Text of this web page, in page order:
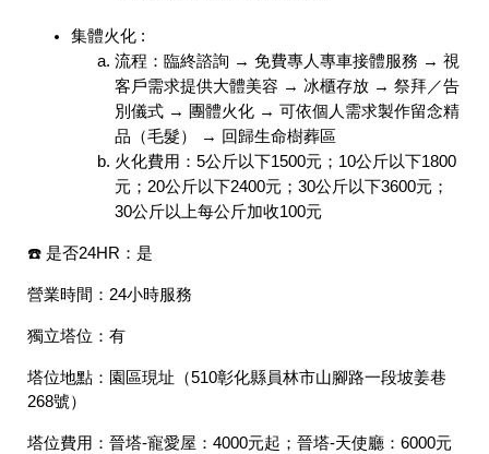
集體火化 :
流程：臨終諮詢 → 免費專人專車接體服務 → 視
客戶需求提供大體美容 → 冰櫃存放 → 祭拜／告
別儀式 → 團體火化 → 可依個人需求製作留念精
品（毛髮） → 回歸生命樹葬區
火化費用：5公斤以下1500元；10公斤以下1800
元；20公斤以下2400元；30公斤以下3600元；
30公斤以上每公斤加收100元
☎️ 是否24HR： 是
營業時間： 24小時服務
獨立塔位： 有
塔位地點： 園區現址（510彰化縣員林市山腳路一段坡姜巷
268號）
塔位費用： 晉塔-寵愛屋：4000元起；晉塔-天使廳：6000元